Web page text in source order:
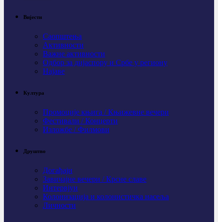
Вијести
Саопштења
Активности
Важне активности
Одбор за дијаспору и Србе у региону
Најаве
Култура
Промоције књига / Књижевне вечери
Фестивали / Концерти
Изложбе / Филмови
Друштво
Догађаји
Завичајне вечери / Крсне славе
Интервјуи
Колонизација и колонистичка насеља
Личности